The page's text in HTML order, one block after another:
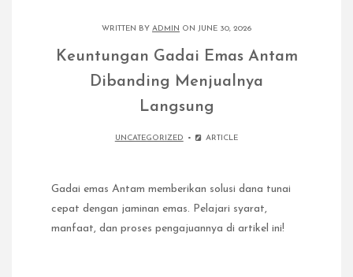
WRITTEN BY ADMIN ON JUNE 30, 2026
Keuntungan Gadai Emas Antam
Dibanding Menjualnya
Langsung
UNCATEGORIZED ARTICLE
Gadai emas Antam memberikan solusi dana tunai
cepat dengan jaminan emas. Pelajari syarat,
manfaat, dan proses pengajuannya di artikel ini!